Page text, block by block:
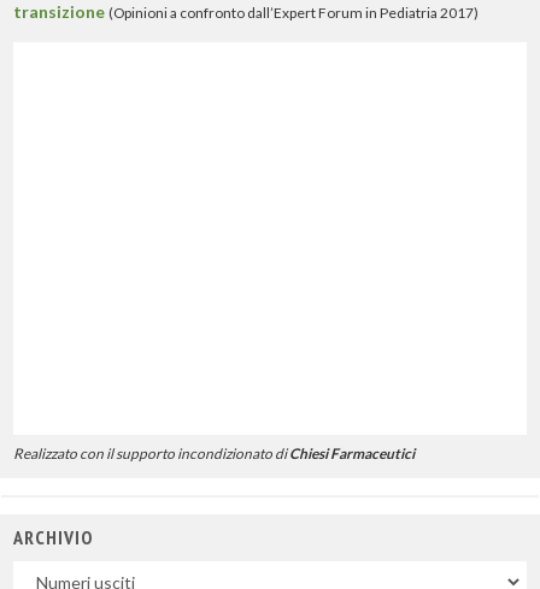
transizione (Opinioni a confronto dall’Expert Forum in Pediatria 2017)
Realizzato con il supporto incondizionato diChiesi Farmaceutici
ARCHIVIO